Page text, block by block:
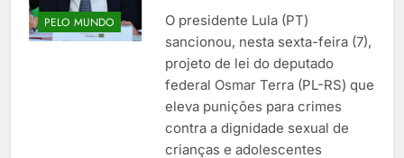
PELO MUNDO
O presidente Lula (PT)
sancionou, nesta sexta-feira (7),
projeto de lei do deputado
federal Osmar Terra (PL-RS) que
eleva punições para crimes
contra a dignidade sexual de
crianças e adolescentes